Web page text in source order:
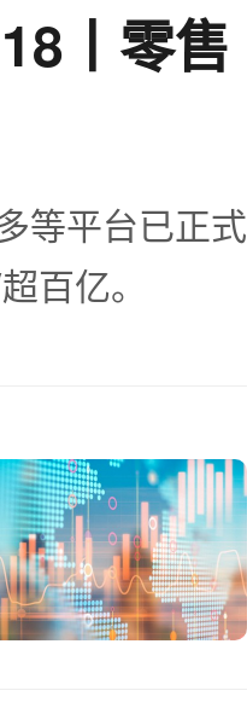
丨零售
等平台已正式
百亿。